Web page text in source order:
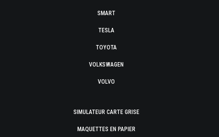
SMART
TESLA
TOYOTA
VOLKSWAGEN
VOLVO
SIMULATEUR CARTE GRISE
MAQUETTES EN PAPIER